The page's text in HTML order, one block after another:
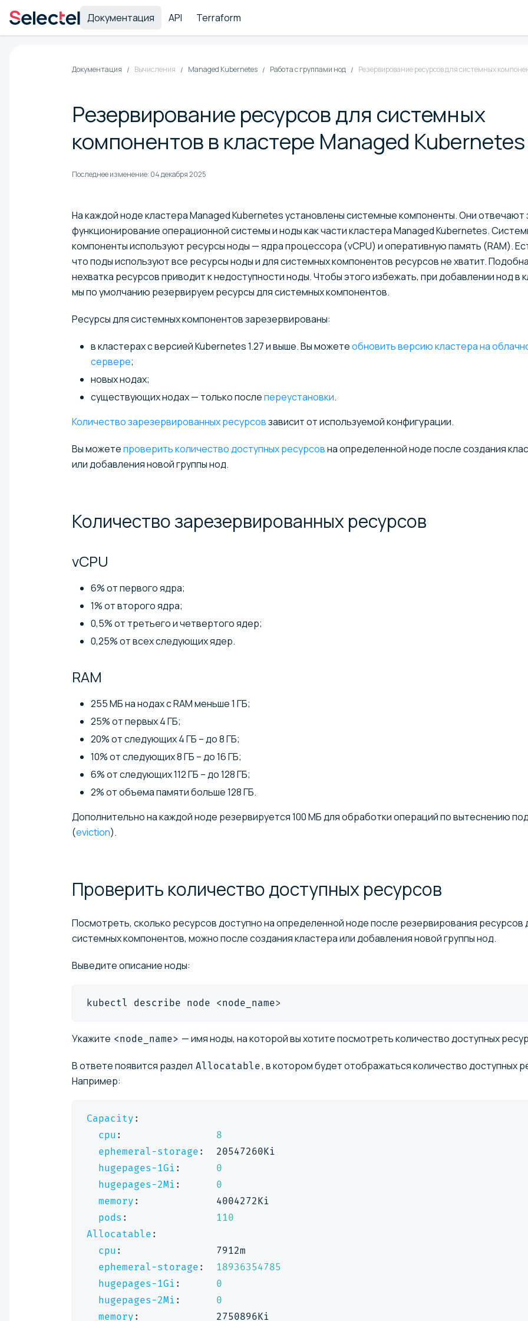
Документация API Terraform
Документация Вычисления Managed Kubernetes Работа с группами нод Резервирование ресурсов для системных
Резервирование ресурсов для системных
компонентов в кластере Managed Kubernetes
Последнее изменение: 04 декабря 2025
На каждой ноде кластера Managed Kubernetes установлены системные компоненты. Они отвечают
функционирование операционной системы и ноды как части кластера Managed Kubernetes.
компоненты используют ресурсы ноды — ядра процессора (vCPU) и оперативную память (RAM).
что поды используют все ресурсы ноды и для системных компонентов ресурсов не хватит.
нехватка ресурсов приводит к недоступности ноды. Чтобы этого избежать, при добавлении нод в
мы по умолчанию резервируем ресурсы для системных компонентов.
Ресурсы для системных компонентов зарезервированы:
в кластерах с версией Kubernetes 1.27 и выше. Вы можетеобновить версию кластера на
сервере;
новых нодах;
существующих нодах — только послепереустановки.
Количество зарезервированных ресурсовзависит от используемой конфигурации.
Вы можетепроверить количество доступных ресурсовна определенной ноде после создания
или добавления новой группы нод.
Количество зарезервированныхресурсов
vCPU
6% от первого ядра;
1% от второго ядра;
0,5% от третьего и четвертого ядер;
0,25% от всех следующих ядер.
RAM
255 МБ на нодах с RAM меньше 1 ГБ;
25% от первых 4 ГБ;
20% от следующих 4 ГБ – до 8 ГБ;
10% от следующих 8 ГБ – до 16 ГБ;
6% от следующих 112 ГБ – до 128 ГБ;
2% от объема памяти больше 128 ГБ.
Дополнительно на каждой ноде резервируется 100 МБ для обработки операций по вытеснению
(eviction).
Проверить количество доступныхресурсов
Посмотреть, сколько ресурсов доступно на определенной ноде после резервирования ресурсов
системных компонентов, можно после создания кластера или добавления новой группы нод.
Выведите описание ноды:
kubectl describe node <node_name>
Укажите <node_name> — имя ноды, на которой вы хотите посмотреть количество доступных
В ответе появится раздел Allocatable, в котором будет отображаться количество доступных
Например:
Capacity :
cpu :
8
ephemeral-storage :
  20547260Ki
hugepages-1Gi :
0
hugepages-2Mi :
0
memory :
             4004272Ki
pods :
110
Allocatable :
cpu :
                7912m
ephemeral-storage :
18936354785
hugepages-1Gi :
0
hugepages-2Mi :
0
memory :
             2750896Ki